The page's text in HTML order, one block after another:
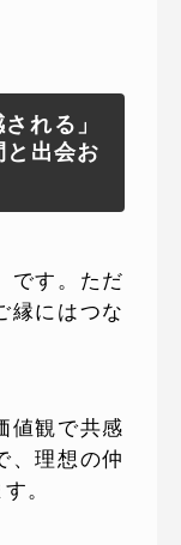
れる」
と出会お
です。ただ
縁にはつな
値観で共感
、理想の仲
。